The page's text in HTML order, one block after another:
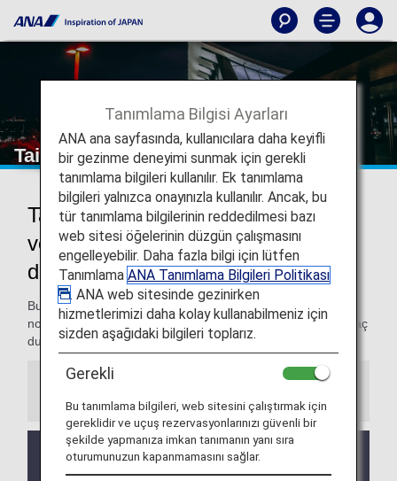
Taipei Songshan Havaalanı
Taipei Songshan Havaalanına gidiş
ve Taipei Songshan Havaalanından
dönüş
Bu sayfada, Taipei Songshan Havaalanı'na ve varış
noktanıza giderken işlemlerinizi kolayca halletmek için ihtiyaç
duyacağınız bilgileri bulabilirsiniz.
Check-in kontuarı değişiklikleri
27 Ekim 2024 tarihinden itibaren check-in kontuarı
Tanımlama Bilgisi Ayarları
ANA ana sayfasında, kullanıcılara daha keyifli
bir gezinme deneyimi sunmak için gerekli
tanımlama bilgileri kullanılır. Ek tanımlama
bilgileri yalnızca onayınızla kullanılır. Ancak, bu
tür tanımlama bilgilerinin reddedilmesi bazı
web sitesi öğelerinin düzgün çalışmasını
engelleyebilir. Daha fazla bilgi için lütfen
Tanımlama ANA Tanımlama Bilgileri Politikası
. ANA web sitesinde gezinirken
hizmetlerimizi daha kolay kullanabilmeniz için
sizden aşağıdaki bilgileri toplarız.
Gerekli
Bu tanımlama bilgileri, web sitesini çalıştırmak için
gereklidir ve uçuş rezervasyonlarınızı güvenli bir
şekilde yapmanıza imkan tanımanın yanı sıra
oturumunuzun kapanmamasını sağlar.